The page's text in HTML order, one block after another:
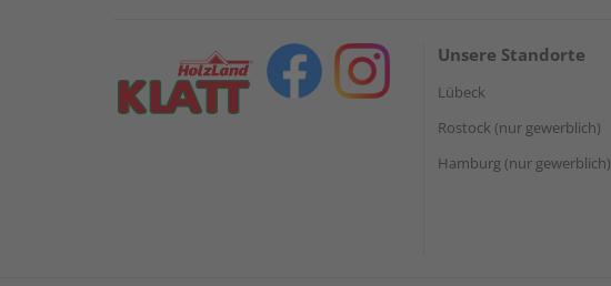
Unsere Standorte
Lübeck
Rostock (nur gewerblich)
Hamburg (nur gewerblich)